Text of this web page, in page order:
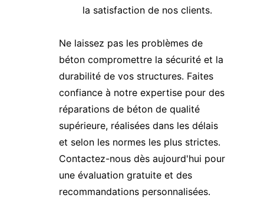
la satisfaction de nos clients.
Ne laissez pas les problèmes de
béton compromettre la sécurité et la
durabilité de vos structures. Faites
confiance à notre expertise pour des
réparations de béton de qualité
supérieure, réalisées dans les délais
et selon les normes les plus strictes.
Contactez-nous dès aujourd'hui pour
une évaluation gratuite et des
recommandations personnalisées.